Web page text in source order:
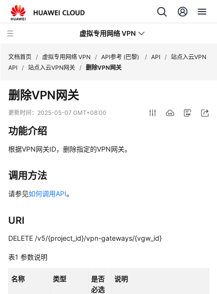
虚拟专用网络 VPN
最
新
动
品
绍
计
说
速
门
文档首页 / 虚拟专用网络 VPN / API参考 (巴黎) / API / 站点入云VPN
API / 站点入云VPN网关 / 删除VPN网关
删除VPN网关
更新时间： 2025-05-07 GMT+08:00
功能介绍
根据VPN网关ID，删除指定的VPN网关。
调用方法
请参见如何调用API。
URI
DELETE /v5/{project_id}/vpn-gateways/{vgw_id}
表1 参数说明
名称 类型
是否
必选
说明